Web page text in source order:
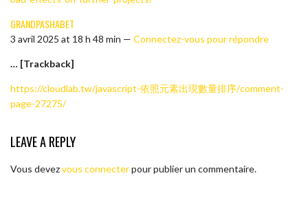
GRANDPASHABET
3 avril 2025 at 18 h 48 min — Connectez-vous pour répondre
… [Trackback]
https://cloudlab.tw/javascript-依照元素出現數量排序/comment-
page-27275/
LEAVE A REPLY
Vous devezvous connecterpour publier un commentaire.